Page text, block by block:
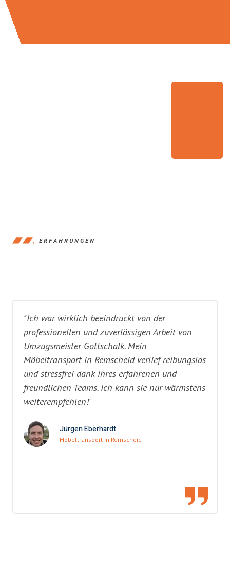
ERFAHRUNGEN
"Ich war wirklich beeindruckt von der
professionellen und zuverlässigen Arbeit von
Umzugsmeister Gottschalk. Mein
Möbeltransport in Remscheid verlief reibungslos
und stressfrei dank ihres erfahrenen und
freundlichen Teams. Ich kann sie nur wärmstens
weiterempfehlen!"
Jürgen Eberhardt
Möbeltransport in Remscheid